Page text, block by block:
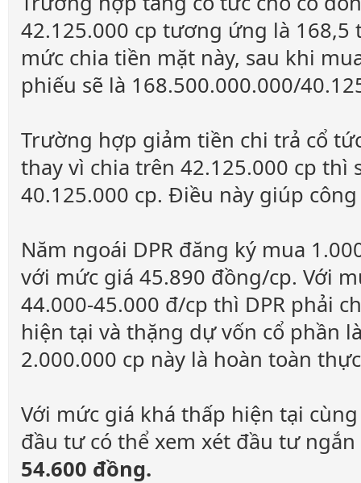
42.125.000 cp tương ứng là 168,5
mức chia tiền mặt này, sau khi
phiếu sẽ là 168.500.000.000/
Trường hợp giảm tiền chi trả cổ
thay vì chia trên 42.125.000 cp thì
40.125.000 cp. Điều này giúp
Năm ngoái DPR đăng ký mua
với mức giá 45.890 đồng/cp. Với
44.000-45.000 đ/cp thì DPR phải
hiện tại và thặng dự vốn cổ phần
2.000.000 cp này là hoàn toàn
Với mức giá khá thấp hiện tại
đầu tư có thể xem xét đầu tư
54.600 đồng.